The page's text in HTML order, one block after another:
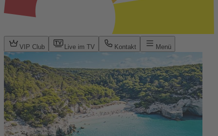
VIP Club Live im TV Kontakt Menü